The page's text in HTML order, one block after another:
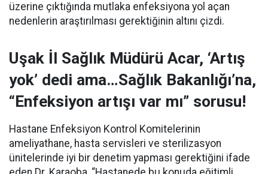
üzerine çıktığında mutlaka enfeksiyona yol açan
nedenlerin araştırılması gerektiğinin altını çizdi.
Uşak İl Sağlık Müdürü Acar, ‘Artış
yok’ dedi ama…Sağlık Bakanlığı’na,
“Enfeksiyon artışı var mı” sorusu!
Hastane Enfeksiyon Kontrol Komitelerinin
ameliyathane, hasta servisleri ve sterilizasyon
ünitelerinde iyi bir denetim yapması gerektiğini ifade